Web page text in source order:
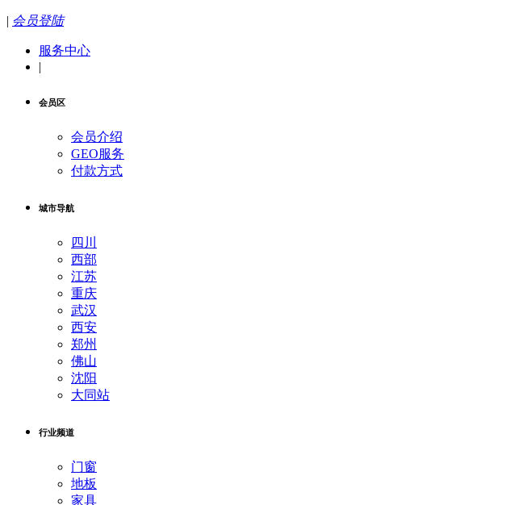
| 会员登陆
服务中心
|
会员区
会员介绍
GEO服务
付款方式
城市导航
四川
西部
江苏
重庆
武汉
西安
郑州
佛山
沈阳
大同站
行业频道
门窗
地板
家具